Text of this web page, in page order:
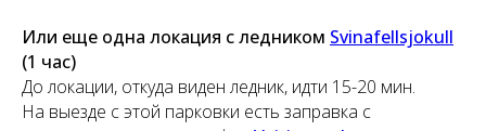
Или еще одна локация с ледником Svinafellsjokull
(1 час)
До локации, откуда виден ледник, идти 15-20 мин.
На выезде с этой парковки есть заправка с